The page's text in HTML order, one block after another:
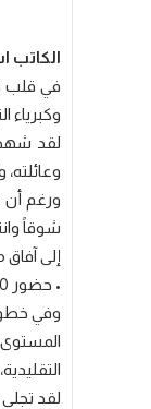
الكاتب
في قلب
وكبرياء
لقد
ورغم أن
شوقاً
إلى
• حضور 100 دولة: كسر العزلة واختراق الحصار
وفي
لقد